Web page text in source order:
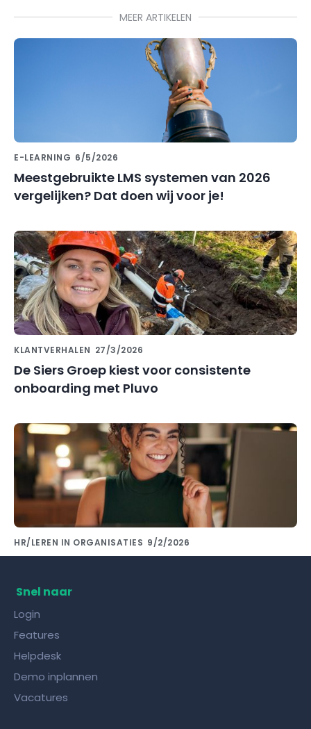
MEER ARTIKELEN
E-LEARNING 6/5/2026
Meestgebruikte LMS systemen van 2026
vergelijken? Dat doen wij voor je!
KLANTVERHALEN 27/3/2026
De Siers Groep kiest voor consistente
onboarding met Pluvo
HR/LEREN IN ORGANISATIES 9/2/2026
Snel naar
Login
Features
Helpdesk
Demo inplannen
Vacatures